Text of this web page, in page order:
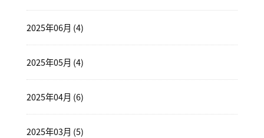
2025年06月 (4)
2025年05月 (4)
2025年04月 (6)
2025年03月 (5)